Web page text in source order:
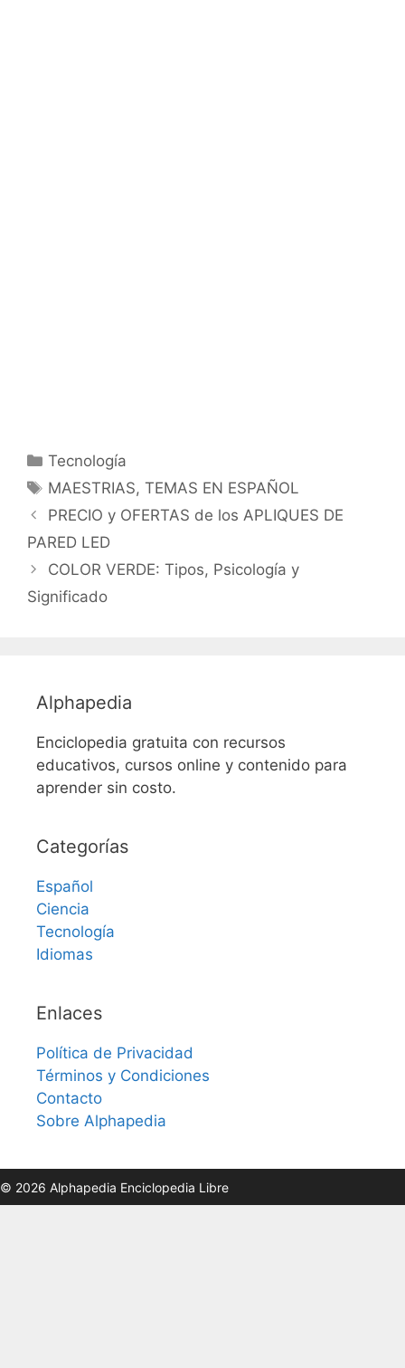
Categorías
Tecnología
Etiquetas
MAESTRIAS,TEMAS EN ESPAÑOL
PRECIO y OFERTAS de los APLIQUES DE
PARED LED
COLOR VERDE: Tipos, Psicología y
Significado
Alphapedia
Enciclopedia gratuita con recursos
educativos, cursos online y contenido para
aprender sin costo.
Categorías
Español
Ciencia
Tecnología
Idiomas
Enlaces
Política de Privacidad
Términos y Condiciones
Contacto
Sobre Alphapedia